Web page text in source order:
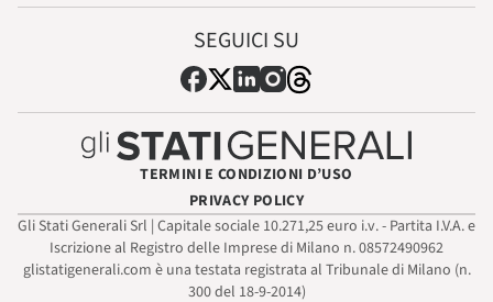
SEGUICI SU
TERMINI E CONDIZIONI D’USO
PRIVACY POLICY
Gli Stati Generali Srl | Capitale sociale 10.271,25 euro i.v. - Partita I.V.A. e
Iscrizione al Registro delle Imprese di Milano n. 08572490962
glistatigenerali.com è una testata registrata al Tribunale di Milano (n.
300 del 18-9-2014)